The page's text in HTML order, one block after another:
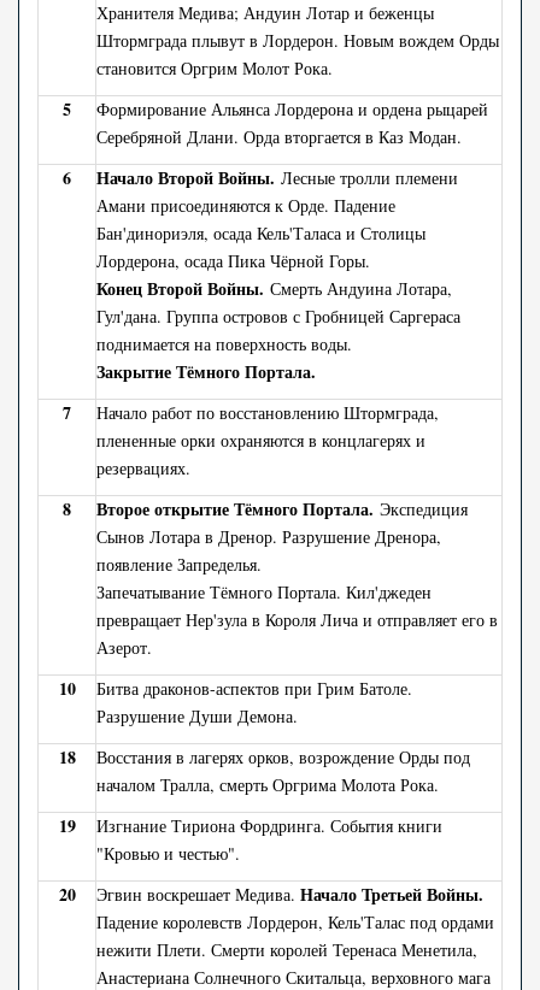
Хранителя Медива; Андуин Лотар и беженцы
Штормграда плывут в Лордерон. Новым вождем Орды
становится Оргрим Молот Рока.
5
Формирование Альянса Лордерона и ордена рыцарей
Серебряной Длани. Орда вторгается в Каз Модан.
6 Начало Второй Войны. Лесные тролли племени
Амани присоединяются к Орде. Падение
Бан'динориэля, осада Кель'Таласа и Столицы
Лордерона, осада Пика Чёрной Горы.
Конец Второй Войны. Смерть Андуина Лотара,
Гул'дана. Группа островов с Гробницей Саргераса
поднимается на поверхность воды.
Закрытие Тёмного Портала.
7
Начало работ по восстановлению Штормграда,
плененные орки охраняются в концлагерях и
резервациях.
8 Второе открытие Тёмного Портала. Экспедиция
Сынов Лотара в Дренор. Разрушение Дренора,
появление Запределья.
Запечатывание Тёмного Портала. Кил'джеден
превращает Нер'зула в Короля Лича и отправляет его в
Азерот.
10
Битва драконов-аспектов при Грим Батоле.
Разрушение Души Демона.
18
Восстания в лагерях орков, возрождение Орды под
началом Тралла, смерть Оргрима Молота Рока.
19
Изгнание Тириона Фордринга. События книги
"Кровью и честью".
20 Эгвин воскрешает Медива. Начало Третьей Войны.
Падение королевств Лордерон, Кель'Талас под ордами
нежити Плети. Смерти королей Теренаса Менетила,
Анастериана Солнечного Скитальца, верховного мага